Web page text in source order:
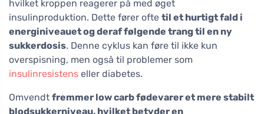
hvilket kroppen reagerer på med øget
insulinproduktion. Dette fører ofte til et hurtigt fald i
energiniveauet og deraf følgende trang til en ny
sukkerdosis. Denne cyklus kan føre til ikke kun
overspisning, men også til problemer som
insulinresistens eller diabetes.
Omvendt fremmer low carb fødevarer et mere stabilt
blodsukkerniveau, hvilket betyder en